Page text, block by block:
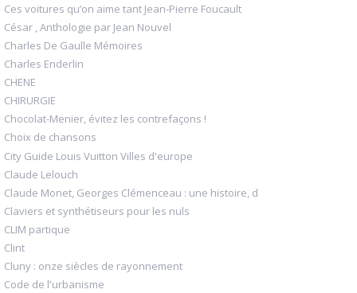
Ces voitures qu’on aime tant Jean-Pierre Foucault
César , Anthologie par Jean Nouvel
Charles De Gaulle Mémoires
Charles Enderlin
CHENE
CHIRURGIE
Chocolat-Menier, évitez les contrefaçons !
Choix de chansons
City Guide Louis Vuitton Villes d'europe
Claude Lelouch
Claude Monet, Georges Clémenceau : une histoire, d
Claviers et synthétiseurs pour les nuls
CLIM partique
Clint
Cluny : onze siècles de rayonnement
Code de l'urbanisme